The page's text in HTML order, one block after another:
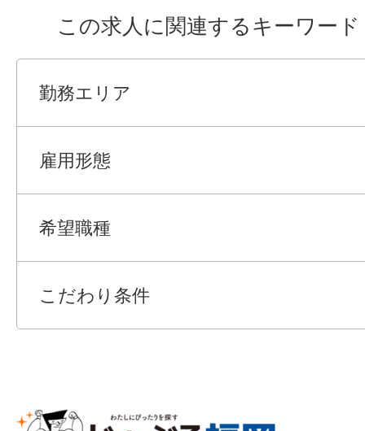
この求人に関連するキーワード
勤務エリア
雇用形態
希望職種
こだわり条件